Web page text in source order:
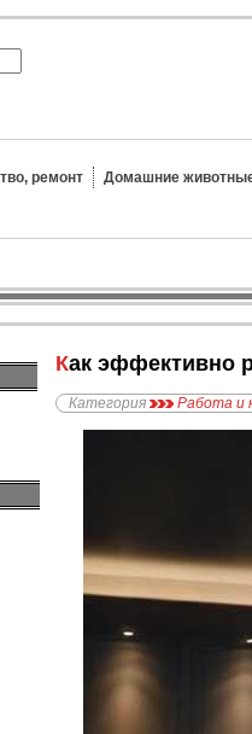
ремонт Домашние
Как эффективно
Категория Работа и